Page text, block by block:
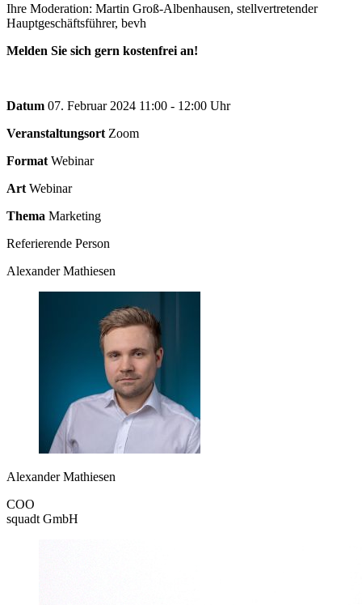
Ihre Moderation: Martin Groß-Albenhausen, stellvertretender
Hauptgeschäftsführer, bevh
Melden Sie sich gern kostenfrei an!
Datum 07. Februar 2024 11:00 - 12:00 Uhr
Veranstaltungsort Zoom
Format Webinar
Art Webinar
Thema Marketing
Referierende Person
Alexander Mathiesen
Alexander Mathiesen
COO
squadt GmbH